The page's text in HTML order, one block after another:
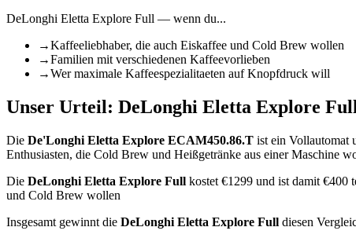
DeLonghi Eletta Explore Full — wenn du...
→Kaffeeliebhaber, die auch Eiskaffee und Cold Brew wollen
→Familien mit verschiedenen Kaffeevorlieben
→Wer maximale Kaffeespezialitaeten auf Knopfdruck will
Unser Urteil: DeLonghi Eletta Explore
Die De'Longhi Eletta Explore ECAM450.86.T ist ein Vollautomat
Enthusiasten, die Cold Brew und Heißgetränke aus einer Maschine
Die DeLonghi Eletta Explore Full kostet €1299 und ist damit €400
und Cold Brew wollen
Insgesamt gewinnt die DeLonghi Eletta Explore Full diesen